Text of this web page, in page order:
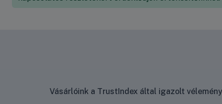
Vásárlóink a TrustIndex által igazolt